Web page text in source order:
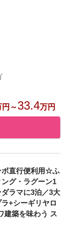
円～33.4万円
ボ直行便利用☆ふ
グ・ラグーン1
ラマに3泊／3大
+シーギリヤロ
建築を味わう ス